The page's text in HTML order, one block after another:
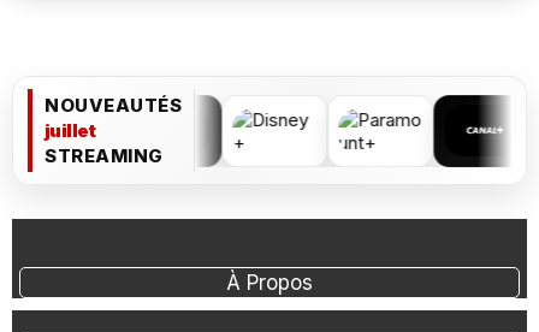
NOUVEAUTÉS
juillet
STREAMING
À Propos